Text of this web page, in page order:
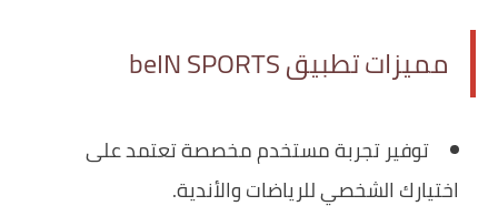
مميزات تطبيق beIN SPORTS
توفير تجربة مستخدم مخصصة تعتمد على
اختيارك الشخصي للرياضات والأندية.